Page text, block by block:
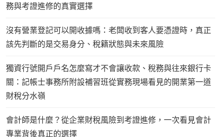
務與考證進修的真實選擇
沒有營業登記可以開收據嗎：老闆收到客人要憑證時，真正
該先判斷的是交易身分、稅籍狀態與未來風險
獨資行號開戶戶名怎麼寫才不會讓收款、稅務與往來銀行卡
關：記帳士事務所附設補習班從實務現場看見的開業第一道
財稅分水嶺
會計師是什麼？從企業財稅風險到考證進修，一次看見會計
專業背後真正的選擇